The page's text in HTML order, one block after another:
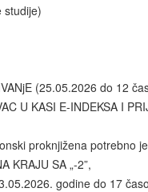
studije)
(25.05.2026 do 12
U KASI E-INDEKSA I
proknjižena potrebno
KRAJU SA „-2”,
godine do 17